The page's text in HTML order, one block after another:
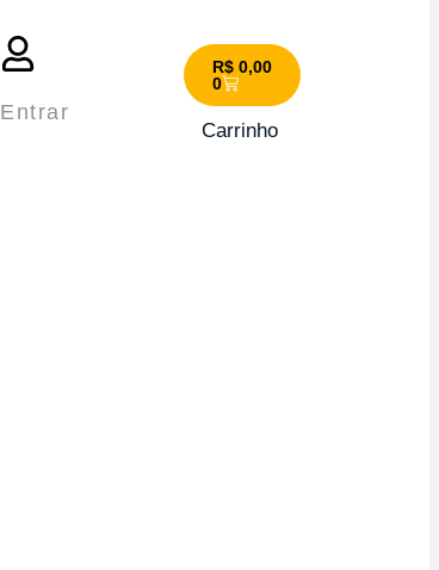
Entrar
R$0,00
0